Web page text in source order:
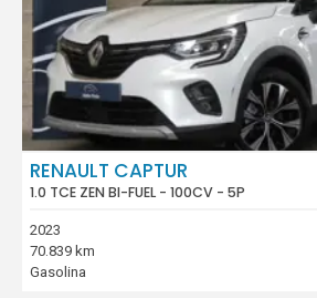
RENAULT CAPTUR
1.0 TCE ZEN BI-FUEL - 100CV - 5P
2023
70.839 km
Gasolina